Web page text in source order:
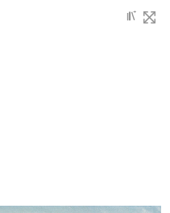
+
Add